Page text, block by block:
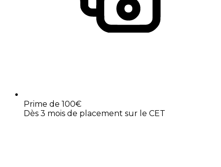
Prime de 100€
Dès 3 mois de placement sur le CET